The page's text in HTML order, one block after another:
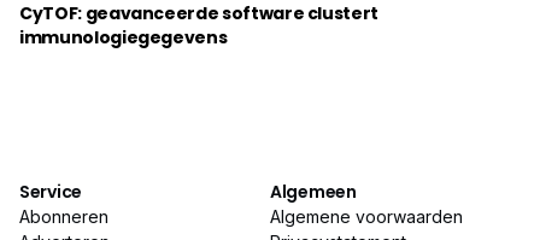
CyTOF: geavanceerde software clustert
immunologiegegevens
Service
Abonneren
Algemeen
Algemene voorwaarden